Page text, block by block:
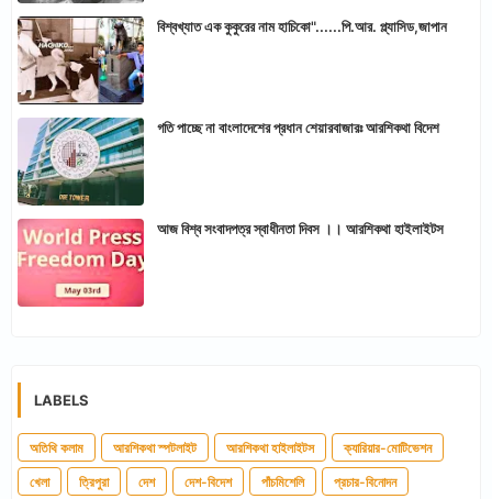
বিশ্বখ্যাত এক কুকুরের নাম হাচিকো"......পি.আর. প্ল্যাসিড,জাপান
গতি পাচ্ছে না বাংলাদেশের প্রধান শেয়ারবাজারঃ আরশিকথা বিদেশ
আজ বিশ্ব সংবাদপত্র স্বাধীনতা দিবস ।। আরশিকথা হাইলাইটস
LABELS
অতিথি কলাম আরশিকথা স্পটলাইট আরশিকথা হাইলাইটস ক্যারিয়ার-মোটিভেশন
খেলা ত্রিপুরা দেশ দেশ-বিদেশ পাঁচমিশেলি প্রচার-বিনোদন